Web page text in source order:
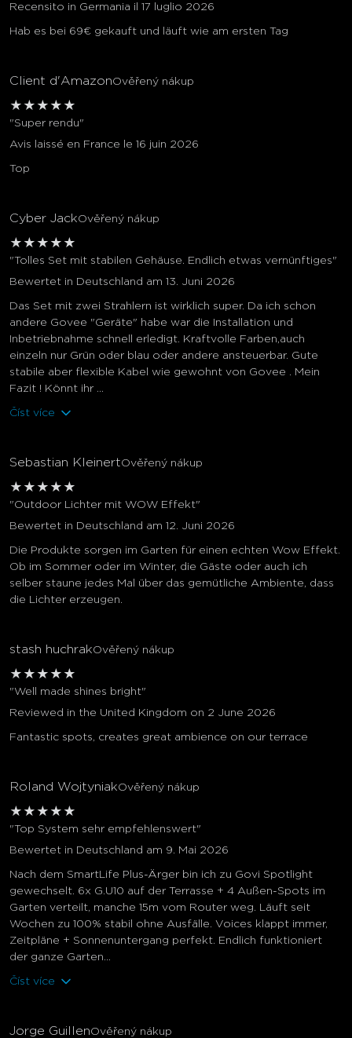
Recensito in Germania il 17 luglio 2026
Hab es bei 69€ gekauft und läuft wie am ersten Tag
Client d'AmazonOvěřený nákup
★ ★ ★ ★ ★
"Super rendu"
Avis laissé en France le 16 juin 2026
Top
Cyber JackOvěřený nákup
★ ★ ★ ★ ★
"Tolles Set mit stabilen Gehäuse. Endlich etwas vernünftiges"
Bewertet in Deutschland am 13. Juni 2026
Das Set mit zwei Strahlern ist wirklich super. Da ich schon
andere Govee "Geräte" habe war die Installation und
Inbetriebnahme schnell erledigt. Kraftvolle Farben,auch
einzeln nur Grün oder blau oder andere ansteuerbar. Gute
stabile aber flexible Kabel wie gewohnt von Govee . Mein
Fazit ! Könnt ihr ...
Číst více
Sebastian KleinertOvěřený nákup
★ ★ ★ ★ ★
"Outdoor Lichter mit WOW Effekt"
Bewertet in Deutschland am 12. Juni 2026
Die Produkte sorgen im Garten für einen echten Wow Effekt.
Ob im Sommer oder im Winter, die Gäste oder auch ich
selber staune jedes Mal über das gemütliche Ambiente, dass
die Lichter erzeugen.
stash huchrakOvěřený nákup
★ ★ ★ ★ ★
"Well made shines bright"
Reviewed in the United Kingdom on 2 June 2026
Fantastic spots, creates great ambience on our terrace
Roland WojtyniakOvěřený nákup
★ ★ ★ ★ ★
"Top System sehr empfehlenswert"
Bewertet in Deutschland am 9. Mai 2026
Nach dem SmartLife Plus-Ärger bin ich zu Govi Spotlight
gewechselt. 6x G.U10 auf der Terrasse + 4 Außen-Spots im
Garten verteilt, manche 15m vom Router weg. Läuft seit
Wochen zu 100% stabil ohne Ausfälle. Voices klappt immer,
Zeitpläne + Sonnenuntergang perfekt. Endlich funktioniert
der ganze Garten...
Číst více
Jorge GuillenOvěřený nákup